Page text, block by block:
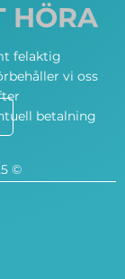
HÖRA
felaktig
vi oss
betalning
©